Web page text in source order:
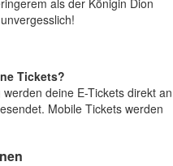
als der Königin Dion
Tickets?
deine E-Tickets direkt an
Mobile Tickets werden